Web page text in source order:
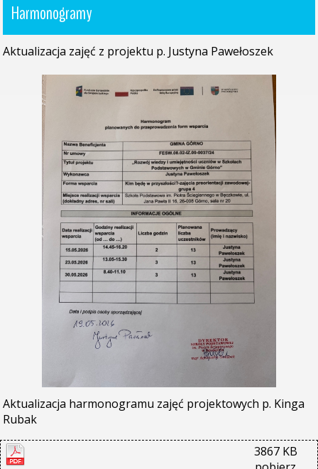
Harmonogramy
Aktualizacja zajęć z projektu p. Justyna Pawełoszek
Aktualizacja harmonogramu zajęć projektowych p. Kinga
Rubak
3867 KB